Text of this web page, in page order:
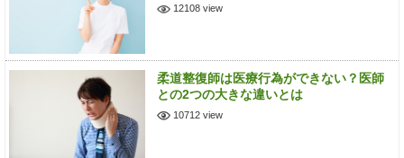
12108 view
柔道整復師は医療行為ができない？医師
との2つの大きな違いとは
10712 view